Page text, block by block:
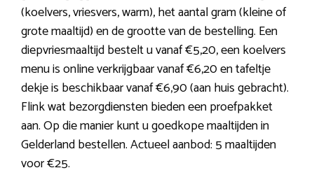
(koelvers, vriesvers, warm), het aantal gram (kleine of
grote maaltijd) en de grootte van de bestelling. Een
diepvriesmaaltijd bestelt u vanaf €5,20, een koelvers
menu is online verkrijgbaar vanaf €6,20 en tafeltje
dekje is beschikbaar vanaf €6,90 (aan huis gebracht).
Flink wat bezorgdiensten bieden een proefpakket
aan. Op die manier kunt u goedkope maaltijden in
Gelderland bestellen. Actueel aanbod: 5 maaltijden
voor €25.